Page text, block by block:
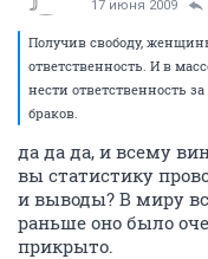
17 июня 2009
Получив свободу,
ответственность. И в
нести ответственность
браков.
да да да, и всему
вы статистику
и выводы? В миру
раньше оно было
прикрыто.